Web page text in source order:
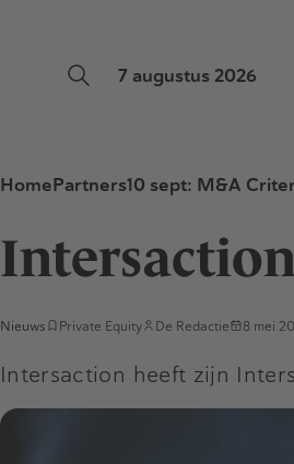
7 augustus 2026
HomePartners10 sept: M&A
Nieuws Private Equity De Redactie 8 mei
Intersaction heeft zijn